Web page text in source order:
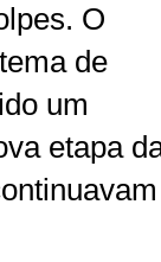
O
de
um
etapa